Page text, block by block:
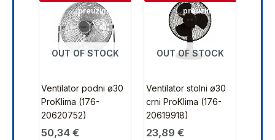
preuzimanje
OUT OF STOCK
Ventilator podni ø30
ProKlima (176-
20620752)
50,34 €
preuzimanje
OUT OF STOCK
Ventilator stolni ø30
crni ProKlima (176-
20619918)
23,89 €